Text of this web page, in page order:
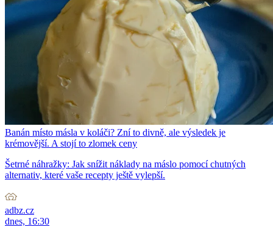
Banán místo másla v koláči? Zní to divně, ale výsledek je
krémovější. A stojí to zlomek ceny
Šetrné náhražky: Jak snížit náklady na máslo pomocí chutných
alternativ, které vaše recepty ještě vylepší.
adbz.cz
dnes, 16:30